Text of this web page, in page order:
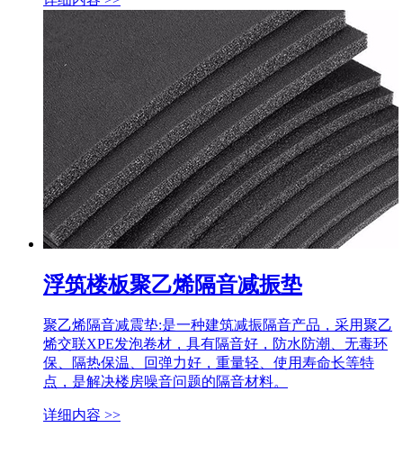
浮筑楼板聚乙烯隔音减振垫
聚乙烯隔音减震垫:是一种建筑减振隔音产品，采用聚乙
烯交联XPE发泡卷材，具有隔音好，防水防潮、无毒环
保、隔热保温、回弹力好，重量轻、使用寿命长等特
点，是解决楼房噪音问题的隔音材料。
详细内容 >>